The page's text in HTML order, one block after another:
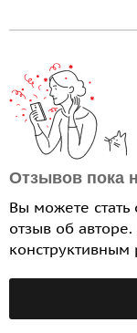
Отзывов пока
Вы можете стать
отзыв об
конструктивным